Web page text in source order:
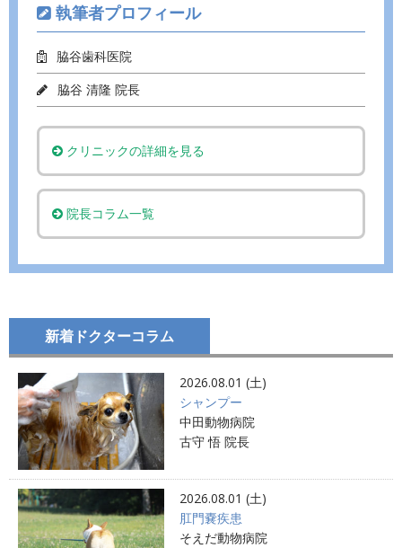
執筆者プロフィール
脇谷歯科医院
脇谷 清隆 院長
クリニックの詳細を見る
院長コラム一覧
新着ドクターコラム
2026.08.01 (土)
シャンプー
中田動物病院
古守 悟 院長
2026.08.01 (土)
肛門嚢疾患
そえだ動物病院